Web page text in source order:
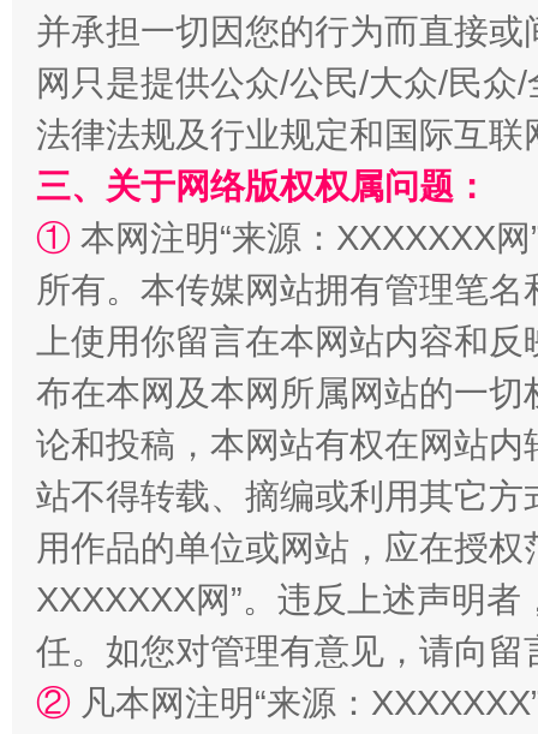
全民健身五年计划来了！等你上场
阿坝州三大球赛在茂县开幕 规模
国家大学科技园优化重塑工作
并承担一切因您的行为而直接
网只是提供公众/公民/大众/民
法律法规及行业规定和国际互
三、关于网络版权权属问题：
① 本网注明“来源：XXXXXXX
所有。本传媒网站拥有管理笔
上使用你留言在本网站内容和
布在本网及本网所属网站的一
论和投稿，本网站有权在网站
站不得转载、摘编或利用其它
用作品的单位或网站，应在授
XXXXXXX网”。违反上述声明
任。如您对管理有意见，请向
② 凡本网注明“来源：